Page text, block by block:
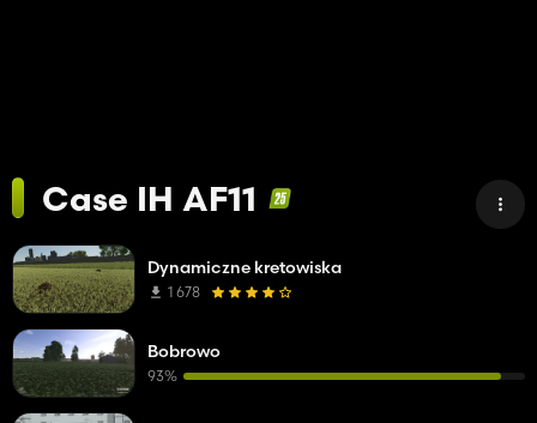
Case IH AF11
Dynamiczne kretowiska
1 678
Bobrowo
93%